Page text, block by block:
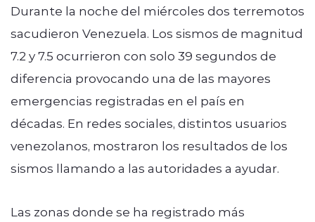
Durante la noche del miércoles dos terremotos
sacudieron Venezuela. Los sismos de magnitud
7.2 y 7.5 ocurrieron con solo 39 segundos de
diferencia provocando una de las mayores
emergencias registradas en el país en
décadas. En redes sociales, distintos usuarios
venezolanos, mostraron los resultados de los
sismos llamando a las autoridades a ayudar.
Las zonas donde se ha registrado más